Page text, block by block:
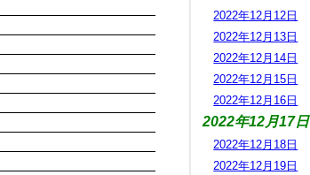
2022年12月12日
2022年12月13日
2022年12月14日
2022年12月15日
2022年12月16日
2022年12月17日
2022年12月18日
2022年12月19日